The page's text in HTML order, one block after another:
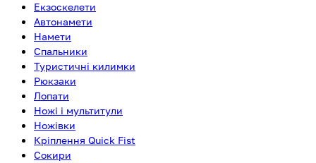
Екзоскелети
Автонамети
Намети
Спальники
Туристичні килимки
Рюкзаки
Лопати
Ножі і мультитули
Ножівки
Кріплення Quick Fist
Сокири